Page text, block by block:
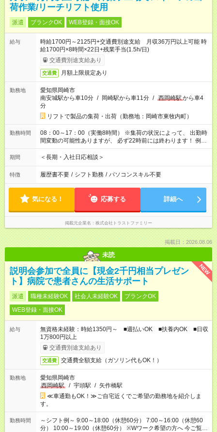
荷作業/リーチリフト使用
派遣 ブランクOK WEB登録・面接OK
給与
時給1700円～2125円+交通費別途支給 月収36万円以上可能 時
給1700円×8時間×22日+残業手当(1.5h/日)
交通費別途支給あり
交通費 月額上限規定あり
勤務地
愛知県岡崎市
南安城駅から車10分 / 岡崎駅から車11分 / 西岡崎駅から車4
分
リフトで製品の集荷・出荷（勤務地：岡崎市東牧内町）
勤務時間
08：00～17：00（実働8時間） ※集荷の状況によって、 出勤時
間変動の可能性ありますが、 必ず22時前には終わります！ 例）
10：00～19：00 12：00～21：00 ◆休憩 60分
期間 ＜長期・入社日応相談＞
特徴 履歴書不要 / シフト勤務 / パソコンスキル不要
気になる！ 応募する 詳細へ
掲載元企業名 株式会社トラストファミリー
掲載日：2026.08.06
未読
NEW
説明会参加で全員に【現金2千円相当プレゼン
ト】病院で患者さんの生活サポート
派遣 職種未経験OK 社会人未経験OK
ブランクOK
WEB登録・面接OK
給与
無資格未経験：時給1350円～ ■週払いOK ■扶養内OK ■日収
1万800円以上
交通費別途支給あり
交通費 交通費全額支給（ガソリン代もOK！）
勤務地
愛知県岡崎市
西岡崎駅
/ 宇頭駅 / 矢作橋駅
≪車通勤もOK！≫ご自宅近くでご希望の勤務地を紹介しま
す。
勤務時間
～シフト例～ 9:00～18:00（休憩60分） 7:00～16:00（休憩60
分） 10:00～19:00（休憩60分） ※Wワーク希望の方へ 今ご覧の